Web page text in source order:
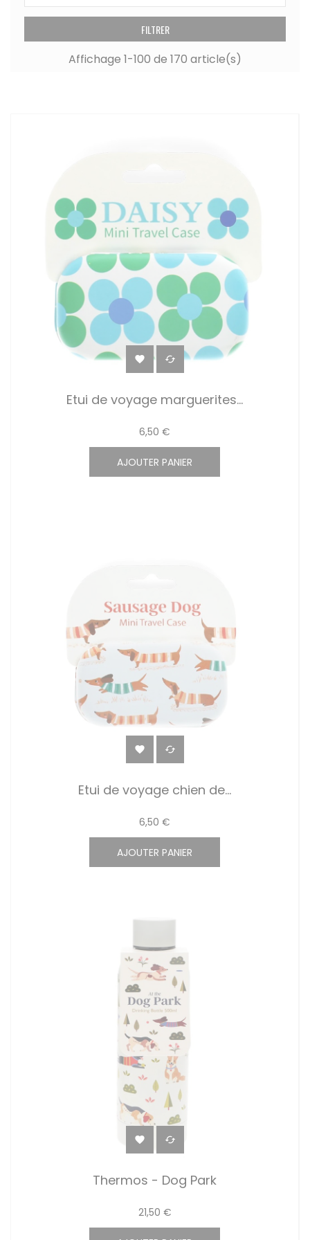
FILTRER
Affichage 1-100 de 170 article(s)
 
Etui de voyage marguerites...
6,50 €
AJOUTER PANIER
 
Etui de voyage chien de...
6,50 €
AJOUTER PANIER
 
Thermos - Dog Park
21,50 €